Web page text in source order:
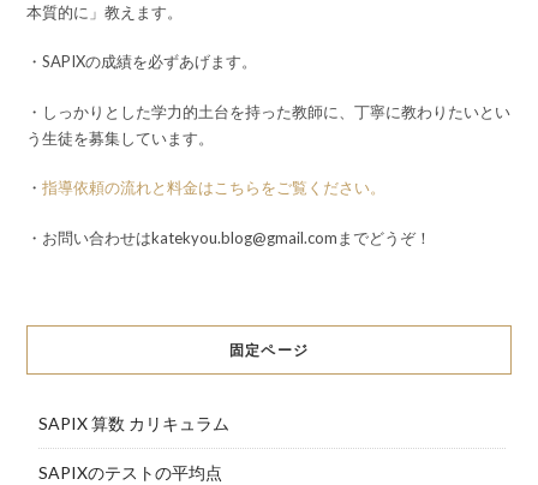
本質的に」教えます。
・SAPIXの成績を必ずあげます。
・しっかりとした学力的土台を持った教師に、丁寧に教わりたいとい
う生徒を募集しています。
・ 指導依頼の流れと料金はこちらをご覧ください。
・お問い合わせはkatekyou.blog@gmail.comまでどうぞ！
固定ページ
SAPIX 算数 カリキュラム
SAPIXのテストの平均点